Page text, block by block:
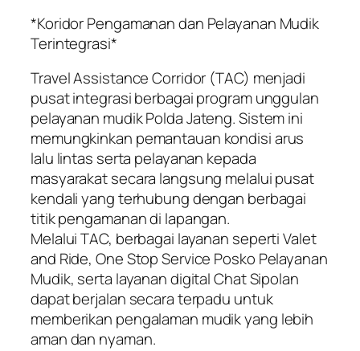
*Koridor Pengamanan dan Pelayanan Mudik
Terintegrasi*
Travel Assistance Corridor (TAC) menjadi
pusat integrasi berbagai program unggulan
pelayanan mudik Polda Jateng. Sistem ini
memungkinkan pemantauan kondisi arus
lalu lintas serta pelayanan kepada
masyarakat secara langsung melalui pusat
kendali yang terhubung dengan berbagai
titik pengamanan di lapangan.
Melalui TAC, berbagai layanan seperti Valet
and Ride, One Stop Service Posko Pelayanan
Mudik, serta layanan digital Chat Sipolan
dapat berjalan secara terpadu untuk
memberikan pengalaman mudik yang lebih
aman dan nyaman.